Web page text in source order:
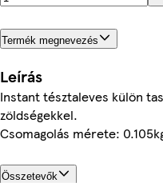
Termék megnevezés
Leírás
Instant tésztaleves külön
zöldségekkel.
Csomagolás mérete:
Összetevők